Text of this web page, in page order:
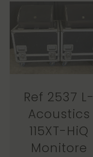
Ref 2537 L-
Acoustics
115XT-HiQ
Monitore